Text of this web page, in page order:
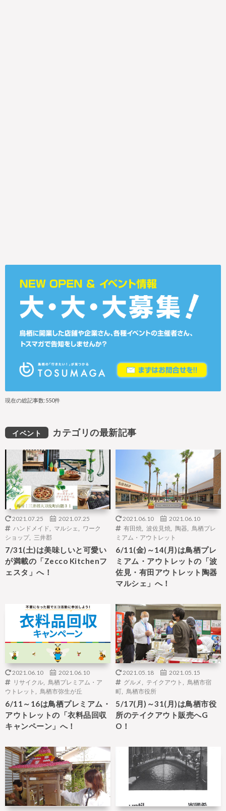
現在の総記事数:550件
イベント カテゴリの最新記事
2021.07.25 2021.07.25
ハンドメイド マルシェ
ワーク
ショップ
三井郡
7/31(土)は美味しいと可愛い
が満載の「Zecco Kitchenフ
ェスタ」へ！
2021.06.10 2021.06.10
有田焼 波佐見焼 陶器
鳥栖プレ
ミアム・アウトレット
6/11(金)～14(月)は鳥栖プレ
ミアム・アウトレットの「波
佐見・有田アウトレット陶器
マルシェ」へ！
2021.06.10 2021.06.10
リサイクル
鳥栖プレミアム・ア
ウトレット
鳥栖市弥生が丘
6/11～16は鳥栖プレミアム・
アウトレットの「衣料品回収
キャンペーン」へ！
2021.05.18 2021.05.15
グルメ テイクアウト
鳥栖市宿
町
鳥栖市役所
5/17(月)～31(月)は鳥栖市役
所のテイクアウト販売へG
O！